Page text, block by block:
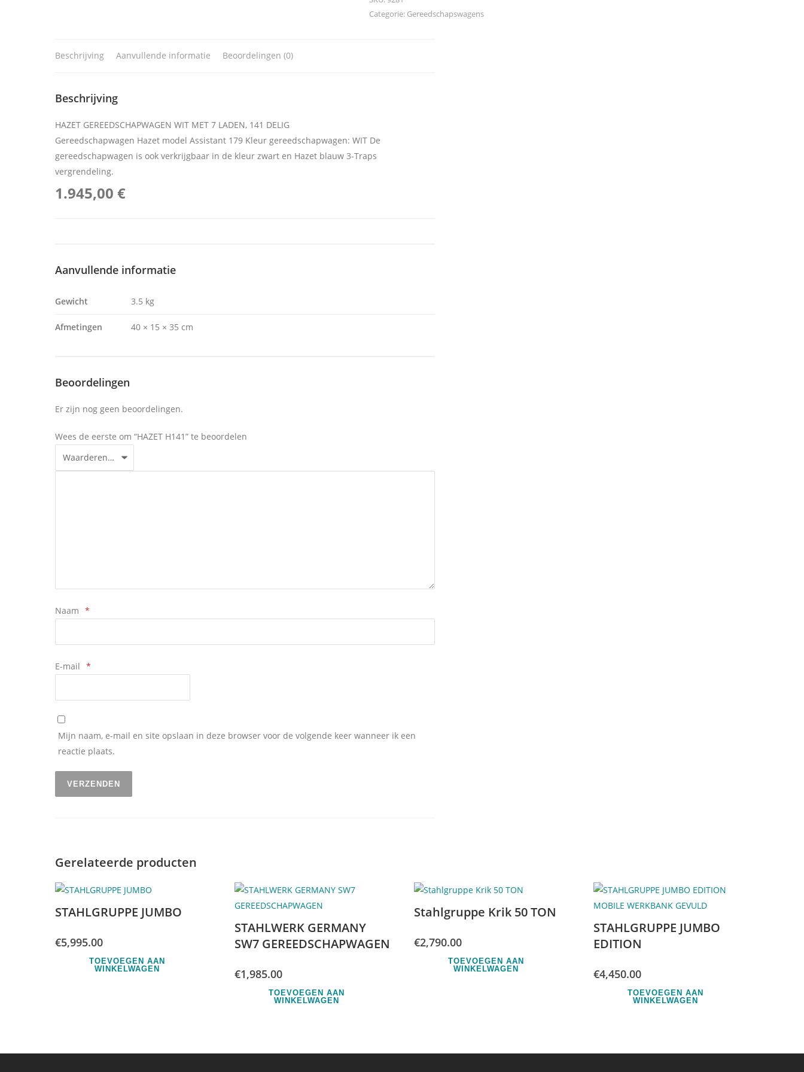
Categorie: Gereedschapswagens
Beschrijving Aanvullende informatie Beoordelingen (0)
Beschrijving
HAZET GEREEDSCHAPWAGEN WIT MET 7 LADEN, 141 DELIG
Gereedschapwagen Hazet model Assistant 179 Kleur gereedschapwagen: WIT De
gereedschapwagen is ook verkrijgbaar in de kleur zwart en Hazet blauw 3-Traps
vergrendeling.
1.945,00 €
Aanvullende informatie
Gewicht 3.5 kg
Afmetingen 40 × 15 × 35 cm
Beoordelingen
Er zijn nog geen beoordelingen.
Wees de eerste om “HAZET H141” te beoordelen
Naam *
E-mail *
Mijn naam, e-mail en site opslaan in deze browser voor de volgende keer wanneer ik een
reactie plaats.
Gerelateerde producten
STAHLGRUPPE JUMBO
€5,995.00
TOEVOEGEN AAN
WINKELWAGEN
STAHLWERK GERMANY
SW7 GEREEDSCHAPWAGEN
€1,985.00
TOEVOEGEN AAN
WINKELWAGEN
Stahlgruppe Krik 50 TON
€2,790.00
TOEVOEGEN AAN
WINKELWAGEN
STAHLGRUPPE JUMBO
EDITION
€4,450.00
TOEVOEGEN AAN
WINKELWAGEN